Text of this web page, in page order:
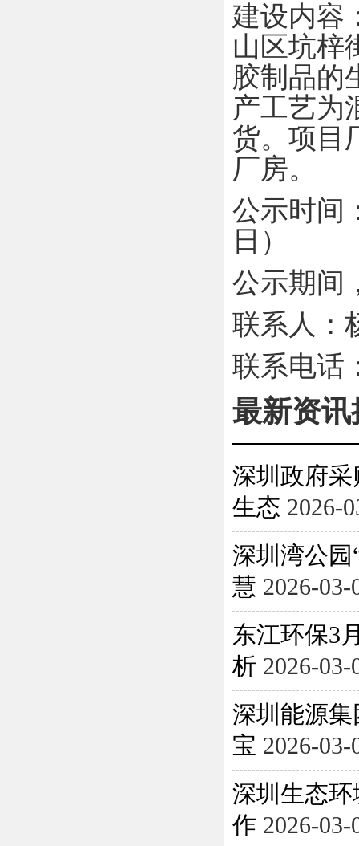
建设内容
山区坑梓
胶制品的
产工艺为
货。项目
厂房。
公示时间
日）
公示期间
联系人
联系电话
最新资讯
深圳政府
生态 2026-
深圳湾公
慧 2026-03-
东江环保3
析 2026-03-
深圳能源
宝 2026-03-
深圳生态
作 2026-03-